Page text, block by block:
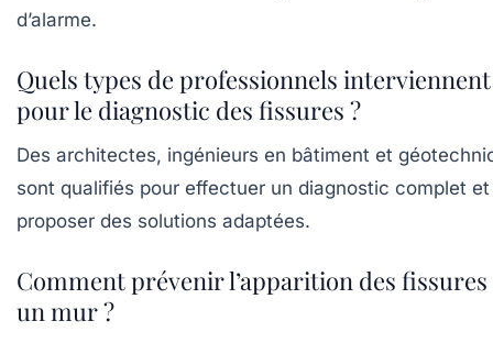
d’alarme.
Quels types de professionnels interviennent
pour le diagnostic des fissures ?
Des architectes, ingénieurs en bâtiment et
sont qualifiés pour effectuer un diagnostic complet et
proposer des solutions adaptées.
Comment prévenir l’apparition des
un mur ?